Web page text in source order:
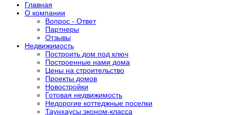
Главная
О компании
Вопрос - Ответ
Партнеры
Отзывы
Недвижимость
Построить дом под ключ
Построенные нами дома
Цены на строительство
Проекты домов
Новостройки
Готовая недвижимость
Недорогие коттеджные поселки
Таунхаусы эконом-класса